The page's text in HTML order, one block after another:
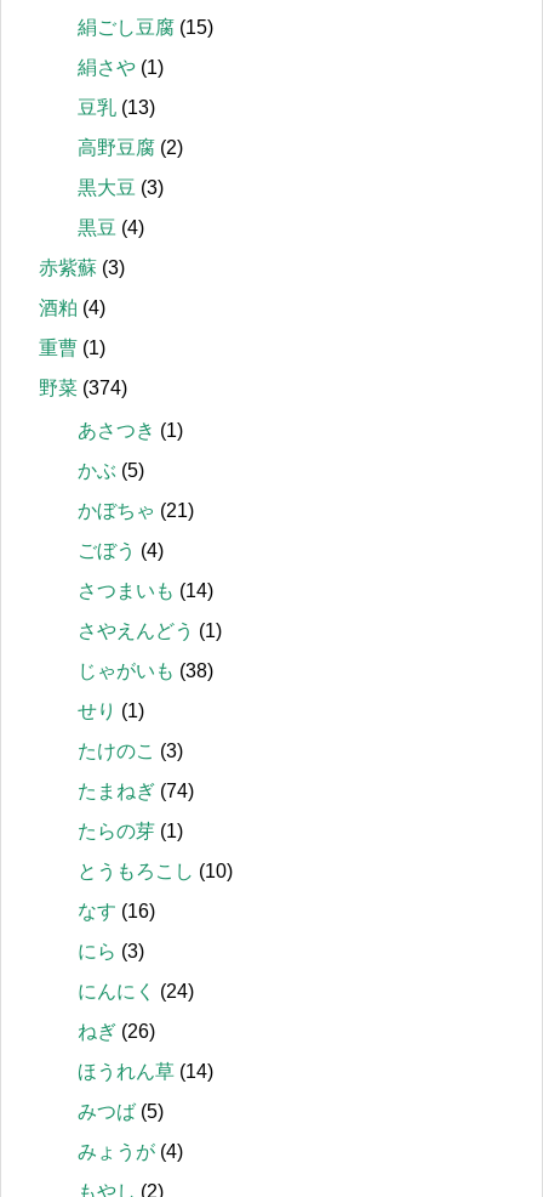
絹ごし豆腐 (15)
絹さや (1)
豆乳 (13)
高野豆腐 (2)
黒大豆 (3)
黒豆 (4)
赤紫蘇 (3)
酒粕 (4)
重曹 (1)
野菜 (374)
あさつき (1)
かぶ (5)
かぼちゃ (21)
ごぼう (4)
さつまいも (14)
さやえんどう (1)
じゃがいも (38)
せり (1)
たけのこ (3)
たまねぎ (74)
たらの芽 (1)
とうもろこし (10)
なす (16)
にら (3)
にんにく
(24)
ねぎ (26)
ほうれん草 (14)
みつば (5)
みょうが (4)
もやし (2)